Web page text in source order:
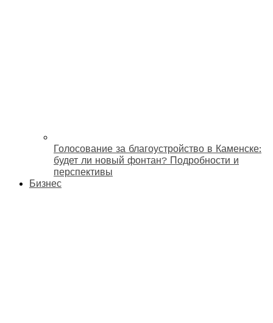
Голосование за благоустройство в Каменске:
будет ли новый фонтан? Подробности и
перспективы
Бизнес